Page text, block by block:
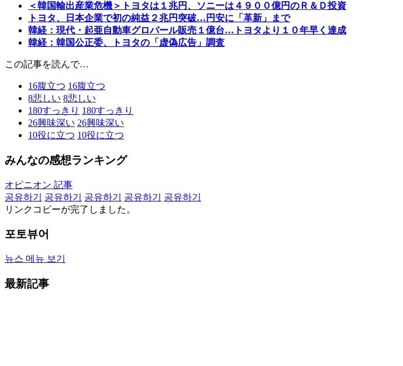
＜韓国輸出産業危機＞トヨタは１兆円、ソニーは４９００億円のＲ＆Ｄ投資
トヨタ、日本企業で初の純益２兆円突破…円安に「革新」まで
韓経：現代・起亜自動車グロバール販売１億台…トヨタより１０年早く達成
韓経：韓国公正委、トヨタの「虚偽広告」調査
この記事を読んで…
16腹立つ 16腹立つ
8悲しい 8悲しい
180すっきり 180すっきり
26興味深い 26興味深い
10役に立つ 10役に立つ
みんなの感想ランキング
オピニオン 記事
공유하기
공유하기 공유하기 공유하기
공유하기
リンクコピーが完了しました。
포토뷰어
뉴스 메뉴 보기
最新記事